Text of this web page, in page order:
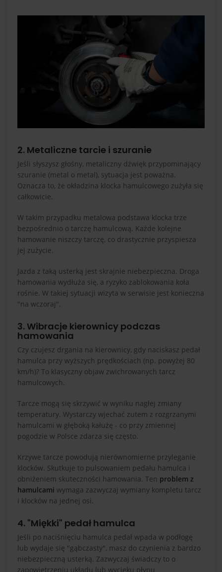
2. Metaliczne tarcie i szuranie
Jeśli słyszysz głośny, metaliczny dźwięk przypominający
szuranie (metal o metal), sytuacja jest poważna.
Oznacza to, że okładzina klocka hamulcowego zużyła się
całkowicie.
W takim przypadku metalowa podstawa klocka trze
bezpośrednio o tarczę hamulcową. Każde kolejne
hamowanie niszczy tarczę, co drastycznie przyspiesza
jej zużycie.
Jazda z taką usterką jest skrajnie niebezpieczna. Droga
hamowania wydłuża się, a ryzyko zablokowania koła
rośnie. W takiej sytuacji wizyta w serwisie jest konieczna
"na wczoraj".
3. Wibracje kierownicy podczas
hamowania
Czy czujesz drgania na kierownicy, gdy naciskasz pedał
hamulca przy wyższych prędkościach (np. powyżej 80
km/h)? To klasyczny objaw zwichrowanych tarcz
hamulcowych.
Tarcze mogą się skrzywić w wyniku nagłej zmiany
temperatury. Wystarczy wjechać zutem z rozgrzanymi
hamulcami w głęboką kałużę - co przy zmiennej
pogodzie w Polsce zdarza się często.
Krzywe tarcze powodują nierównomierne przyleganie
klocków. Skutkuje to pulsowaniem pedału hamulca i
obniżeniem skuteczności hamowania. Ten problem z
hamulcami wymaga zazwyczaj wymiany kompletu tarcz
i klocków na jednej osi.
4. "Miękki" pedał hamulca
Jeśli po naciśnięciu hamulca pedał wpada w podłogę
lub wydaje się "gąbczasty", masz do czynienia z bardzo
niebezpieczną usterką. Zazwyczaj świadczy to o
zapowietrzeniu układu lub wycieku płynu